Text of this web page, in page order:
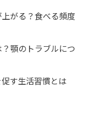
がる？食べる頻度
顎のトラブルにつ
す生活習慣とは